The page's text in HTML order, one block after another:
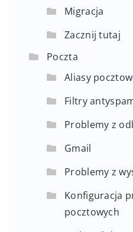
Migracja
Zacznij tutaj
Poczta
Aliasy
Filtry
Problemy z
Gmail
Problemy z
Konfiguracja
pocztowych